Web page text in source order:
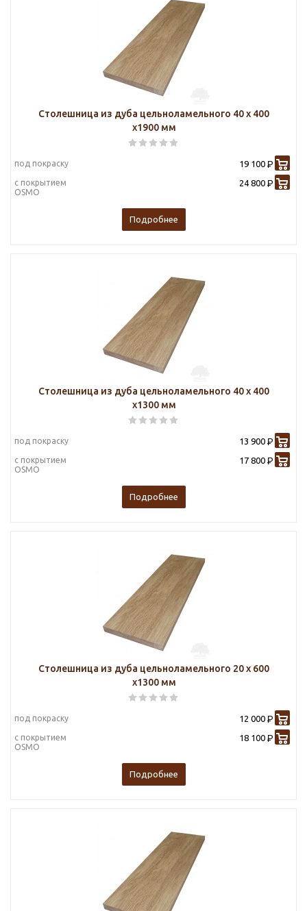
Столешница из дуба цельноламельного 40 х 400
х1900 мм
под покраску 19 100 Р
с покрытием
OSMO
24 800 Р
Подробнее
Столешница из дуба цельноламельного 40 х 400
х1300 мм
под покраску 13 900 Р
с покрытием
OSMO
17 800 Р
Подробнее
Столешница из дуба цельноламельного 20 х 600
х1300 мм
под покраску 12 000 Р
с покрытием
OSMO
18 100 Р
Подробнее